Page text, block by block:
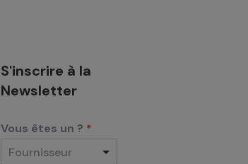
S'inscrire à la
Newsletter
Vous êtes un ? *
Fournisseur